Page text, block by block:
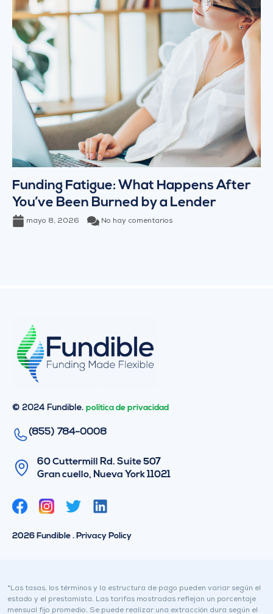
Funding Fatigue: What Happens After
You’ve Been Burned by a Lender
mayo 8, 2026 No hay comentarios
© 2024 Fundible. política de privacidad
(855) 784-0008
60 Cuttermill Rd. Suite 507
Gran cuello, Nueva York 11021
G
o
r
L
i
n
I
n
2026 Fundible . Privacy Policy
*Las tasas, los términos y la estructura de pago pueden variar según el
estado y el prestamista. Las tarifas mostradas reflejan un porcentaje
mensual fijo promedio. Se puede realizar una extracción dura según el